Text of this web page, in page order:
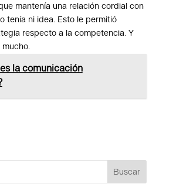
mantenía una relación cordial con
tenía ni idea. Esto le permitió
respecto a la competencia. Y
la comunicación